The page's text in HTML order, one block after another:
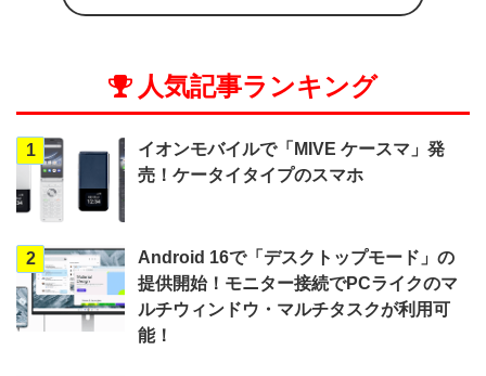
人気記事ランキング
1
イオンモバイルで「MIVE ケースマ」発
売！ケータイタイプのスマホ
2
Android 16で「デスクトップモード」の
提供開始！モニター接続でPCライクのマ
ルチウィンドウ・マルチタスクが利用可
能！